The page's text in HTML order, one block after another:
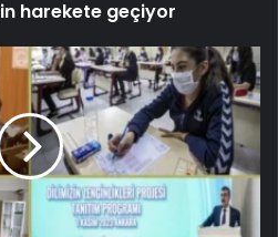
harekete geçiyor